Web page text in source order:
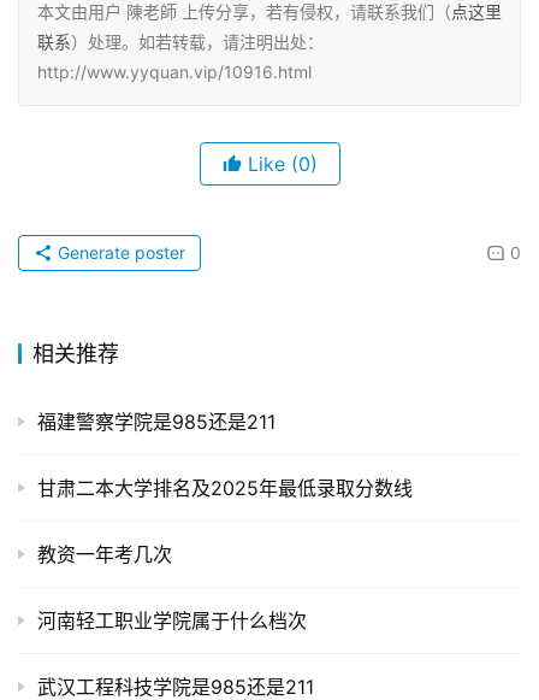
本文由用户 陳老師 上传分享，若有侵权，请联系我们（点这里
联系）处理。如若转载，请注明出处：
http://www.yyquan.vip/10916.html
Like (0)
0
Generate poster
相关推荐
福建警察学院是985还是211
甘肃二本大学排名及2025年最低录取分数线
教资一年考几次
河南轻工职业学院属于什么档次
武汉工程科技学院是985还是211